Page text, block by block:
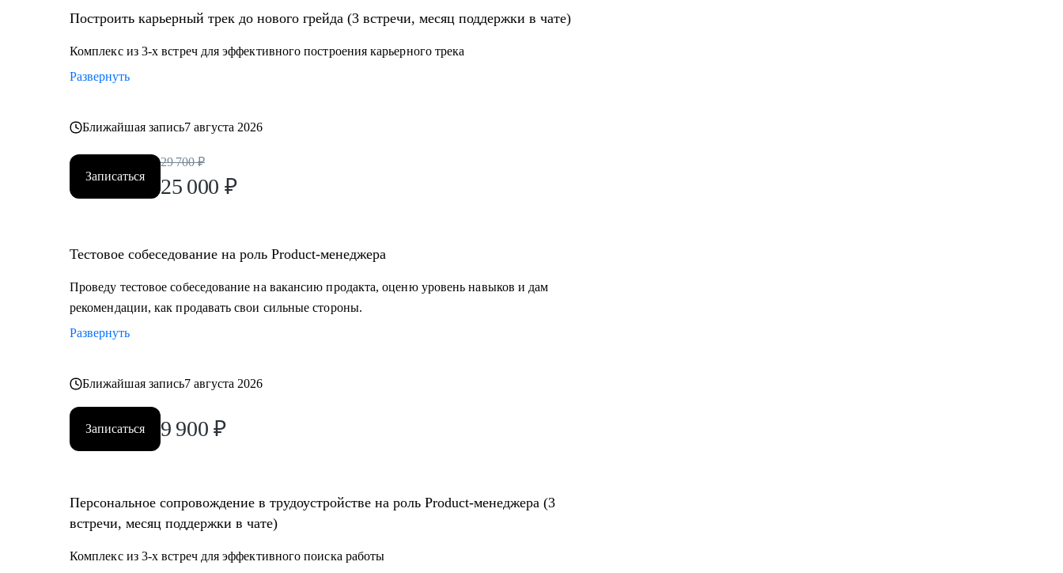
• Project-менеджерам и маркетологам, кто хочет перейти в продукт и вырасти в зарплате
Построить карьерный трек до нового грейда (3 встречи, месяц поддержки в чате)
Комплекс из 3-х встреч для эффективного построения карьерного трека
Развернуть
Ближайшая запись7 августа 2026
Записаться
29 700 ₽
25 000 ₽
Тестовое собеседование на роль Product-менеджера
Проведу тестовое собеседование на вакансию продакта, оценю уровень навыков и дам
рекомендации, как продавать свои сильные стороны.
Развернуть
Ближайшая запись7 августа 2026
Записаться 9 900 ₽
Персональное сопровождение в трудоустройстве на роль Product-менеджера (3
встречи, месяц поддержки в чате)
Комплекс из 3-х встреч для эффективного поиска работы